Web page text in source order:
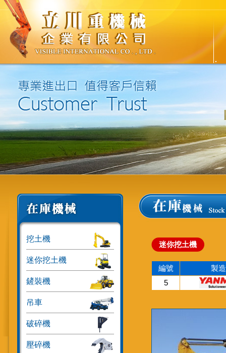
挖土機
迷你挖土機
鏟裝機
吊車
破碎機
壓碎機
迷你挖土機
編號
製
5